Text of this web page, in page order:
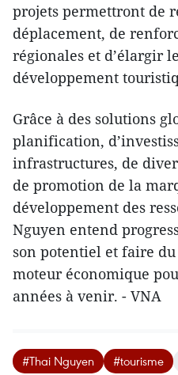
projets permettront de
déplacement, de
régionales et d’élargir
développement
Grâce à des solutions
planification,
infrastructures, de
de promotion de la
développement des
Nguyen entend
son potentiel et faire
moteur économique
années à venir. - VNA
#Thai Nguyen #tourisme